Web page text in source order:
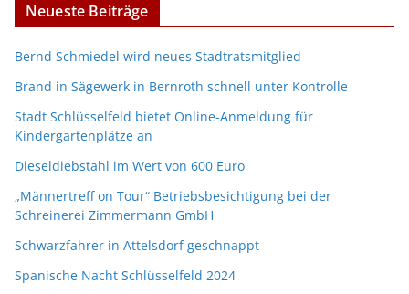
Neueste Beiträge
Bernd Schmiedel wird neues Stadtratsmitglied
Brand in Sägewerk in Bernroth schnell unter Kontrolle
Stadt Schlüsselfeld bietet Online-Anmeldung für
Kindergartenplätze an
Dieseldiebstahl im Wert von 600 Euro
„Männertreff on Tour“ Betriebsbesichtigung bei der
Schreinerei Zimmermann GmbH
Schwarzfahrer in Attelsdorf geschnappt
Spanische Nacht Schlüsselfeld 2024